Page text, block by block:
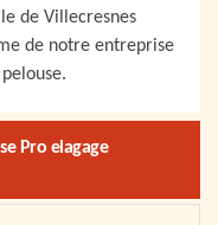
de Villecresnes
de notre entreprise
Pro elagage